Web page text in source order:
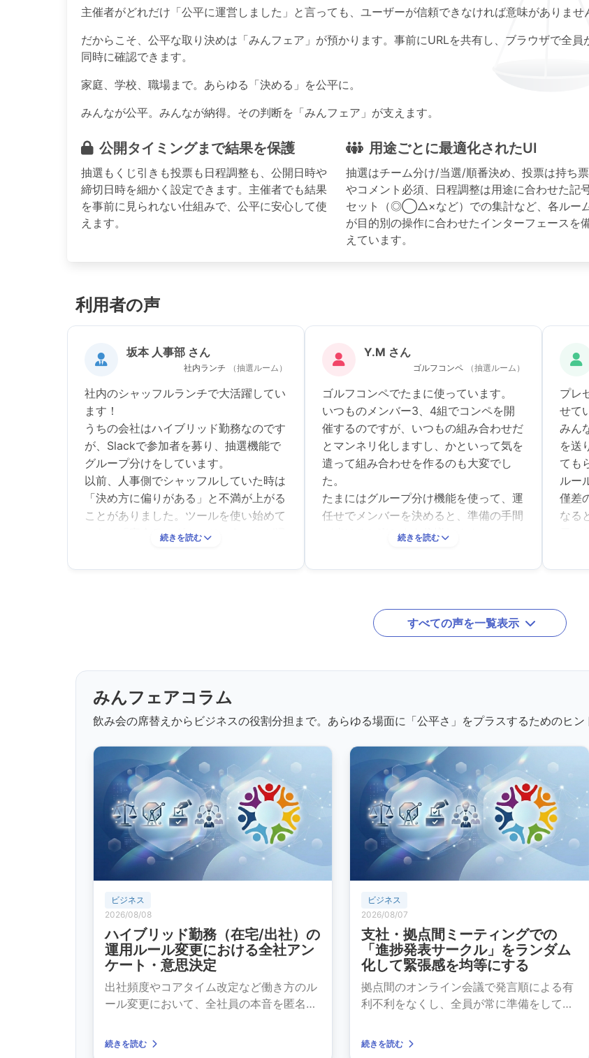
主催者がどれだけ「公平に運営しました」と言っても、ユーザーが信頼できなければ意味がありませ
だからこそ、公平な取り決めは「みんフェア」が預かります。事前にURLを共有し、ブラウザで全
同時に確認できます。
家庭、学校、職場まで。あらゆる「決める」を公平に。
みんなが公平。みんなが納得。その判断を「みんフェア」が支えます。
公開タイミングまで結果を保護
抽選もくじ引きも投票も日程調整も、公開日時や
締切日時を細かく設定できます。主催者でも結果
を事前に見られない仕組みで、公平に安心して使
えます。
用途ごとに最適化されたUI
抽選はチーム分け/当選/順番決め、投票は持ち票
やコメント必須、日程調整は用途に合わせた記
セット（◎◯△×など）での集計など、各ルー
が目的別の操作に合わせたインターフェースを
えています。
利用者の声
坂本 人事部 さん
社内ランチ （抽選ルーム）
社内のシャッフルランチで大活躍してい
ます！
うちの会社はハイブリッド勤務なのです
が、Slackで参加者を募り、抽選機能で
グループ分けをしています。
以前、人事側でシャッフルしていた時は
「決め方に偏りがある」と不満が上がる
ことがありました。ツールを使い始めて
からは「完全ランダム」ということが浸
接しない他部署のメンバーとも交流がで
ています。
続きを読む
Y.M さん
ゴルフコンペ （抽選ルーム）
ゴルフコンペでたまに使っています。
いつものメンバー3、4組でコンペを開
催するのですが、いつもの組み合わせだ
とマンネリ化しますし、かといって気を
遣って組み合わせを作るのも大変でし
た。
たまにはグループ分け機能を使って、運
任せでメンバーを決めると、準備の手間
が省けるし楽しさも倍増します。コンペ
という感じで使っています。
のも楽しいです。連続で同じメンバーに
当たることもありますが、それはそれで
って楽しんでいます。
続きを読む
プレ
せて
みん
を送
ても
ルー
僅差
なる
示
ろが
すご
た！
すべての声を一覧表示
みんフェアコラム
飲み会の席替えからビジネスの役割分担まで。あらゆる場面に「公平さ」をプラスするためのヒン
ビジネス
2026/08/08
ハイブリッド勤務（在宅/出社）の
運用ルール変更における全社アン
ケート・意思決定
出社頻度やコアタイム改定など働き方のル
ール変更において、全社員の本音を匿名投
続きを読む
ビジネス
2026/08/07
支社・拠点間ミーティングでの
「進捗発表サークル」をランダム
化して緊張感を均等にする
拠点間のオンライン会議で発言順による有
利不利をなくし、全員が常に準備をして臨
続きを読む